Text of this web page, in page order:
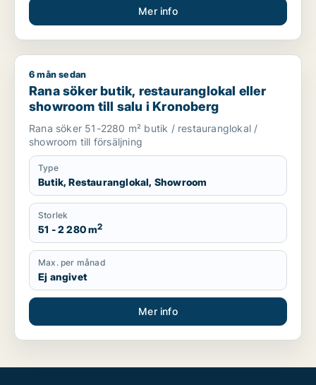
Mer info
Rana söker butik, restauranglokal eller showroom till salu i
6 mån sedan
Rana söker butik, restauranglokal eller
showroom till salu i Kronoberg
Rana söker 51-2280 m² butik / restauranglokal /
showroom till försäljning
Type
Butik, Restauranglokal, Showroom
Storlek
51 - 2 280 m2
Max. per månad
Ej angivet
Mer info